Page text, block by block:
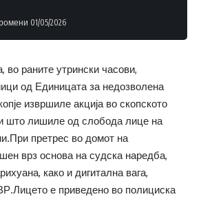
01/05/2026
во раните утрински часови,
од Единицата за недозволена
извршиле акција во скопското
што лишиле од слобода лице на
претрес во домот на
врз основа на судска наредба,
како и дигитална вага,
е приведено во полициска